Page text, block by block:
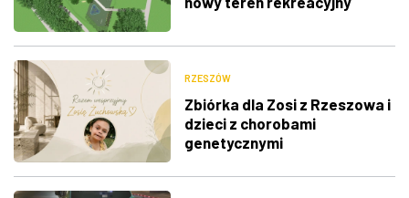
RZESZÓW
Zbiórka dla Zosi z Rzeszowa i
dzieci z chorobami
genetycznymi